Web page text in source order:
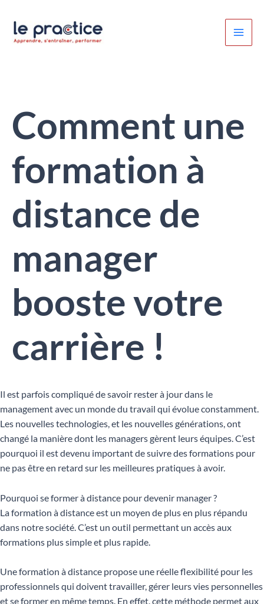
contenu
Comment une
formation à
distance de
manager
booste votre
carrière !
Il est parfois compliqué de savoir rester à jour dans le
management avec un monde du travail qui évolue constamment.
Les nouvelles technologies, et les nouvelles générations, ont
changé la manière dont les managers gèrent leurs équipes. C’est
pourquoi il est devenu important de suivre des formations pour
ne pas être en retard sur les meilleures pratiques à avoir.
Pourquoi se former à distance pour devenir manager ?
La formation à distance est un moyen de plus en plus répandu
dans notre société. C’est un outil permettant un accès aux
formations plus simple et plus rapide.
Une formation à distance propose une réelle flexibilité pour les
professionnels qui doivent travailler, gérer leurs vies personnelles
et se former en même temps. En effet, cette méthode permet aux